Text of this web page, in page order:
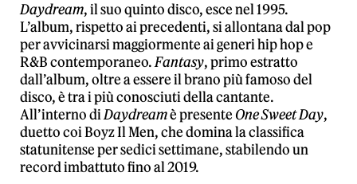
Daydream, il suo quinto disco, esce nel 1995.
L’album, rispetto ai precedenti, si allontana dal pop
per avvicinarsi maggiormente ai generi hip hop e
R&B contemporaneo.Fantasy, primo estratto
dall’album, oltre a essere il brano più famoso del
disco, è tra i più conosciuti della cantante.
All’interno diDaydreamè presente One Sweet Day,
duetto coi Boyz Il Men, che domina la classifica
statunitense per sedici settimane, stabilendo un
record imbattuto fino al 2019.